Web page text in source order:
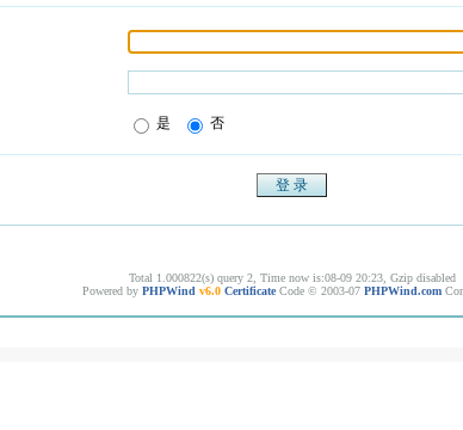
是 否
Total 1.000822(s) query 2, Time now is:08-09 20:23, Gzip disabled
Powered by PHPWind v6.0 Certificate Code © 2003-07 PHPWind.com